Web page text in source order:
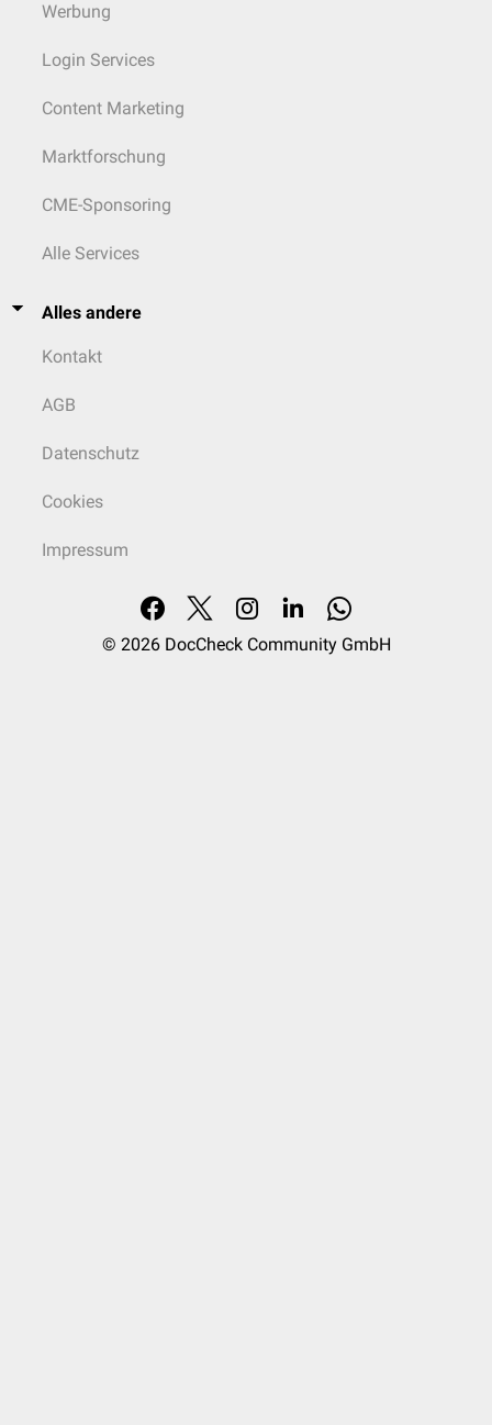
Werbung
Login Services
Content Marketing
Marktforschung
CME-Sponsoring
Alle Services
Alles andere
Kontakt
AGB
Datenschutz
Cookies
Impressum
© 2026 DocCheck Community GmbH